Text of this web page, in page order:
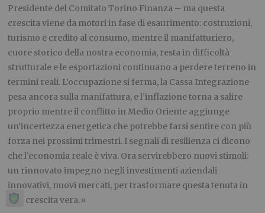
Presidente del Comitato Torino Finanza – ma questa
crescita viene da motori in fase di esaurimento: costruzioni,
turismo e credito al consumo, mentre il manifatturiero,
cuore storico della nostra economia, resta in difficoltà
strutturale e le esportazioni continuano a perdere terreno in
termini reali. L’occupazione si ferma, la Cassa Integrazione
pesa ancora sulla manifattura, e l’inflazione torna a salire
proprio mentre il conflitto in Medio Oriente aggiunge
un’incertezza energetica che potrebbe farsi sentire con più
forza nei prossimi trimestri. I segnali di resilienza ci dicono
che l’economia reale è viva. Ora servirebbero nuovi stimoli:
un rinnovato impegno negli investimenti aziendali
innovativi, nuovi mercati, per trasformare questa tenuta in
una crescita vera.»